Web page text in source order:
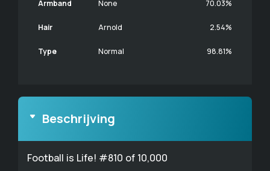
Armband None 70.03%
Hair Arnold 2.54%
Type Normal 98.81%
Beschrijving
Football is Life! #810 of 10,000